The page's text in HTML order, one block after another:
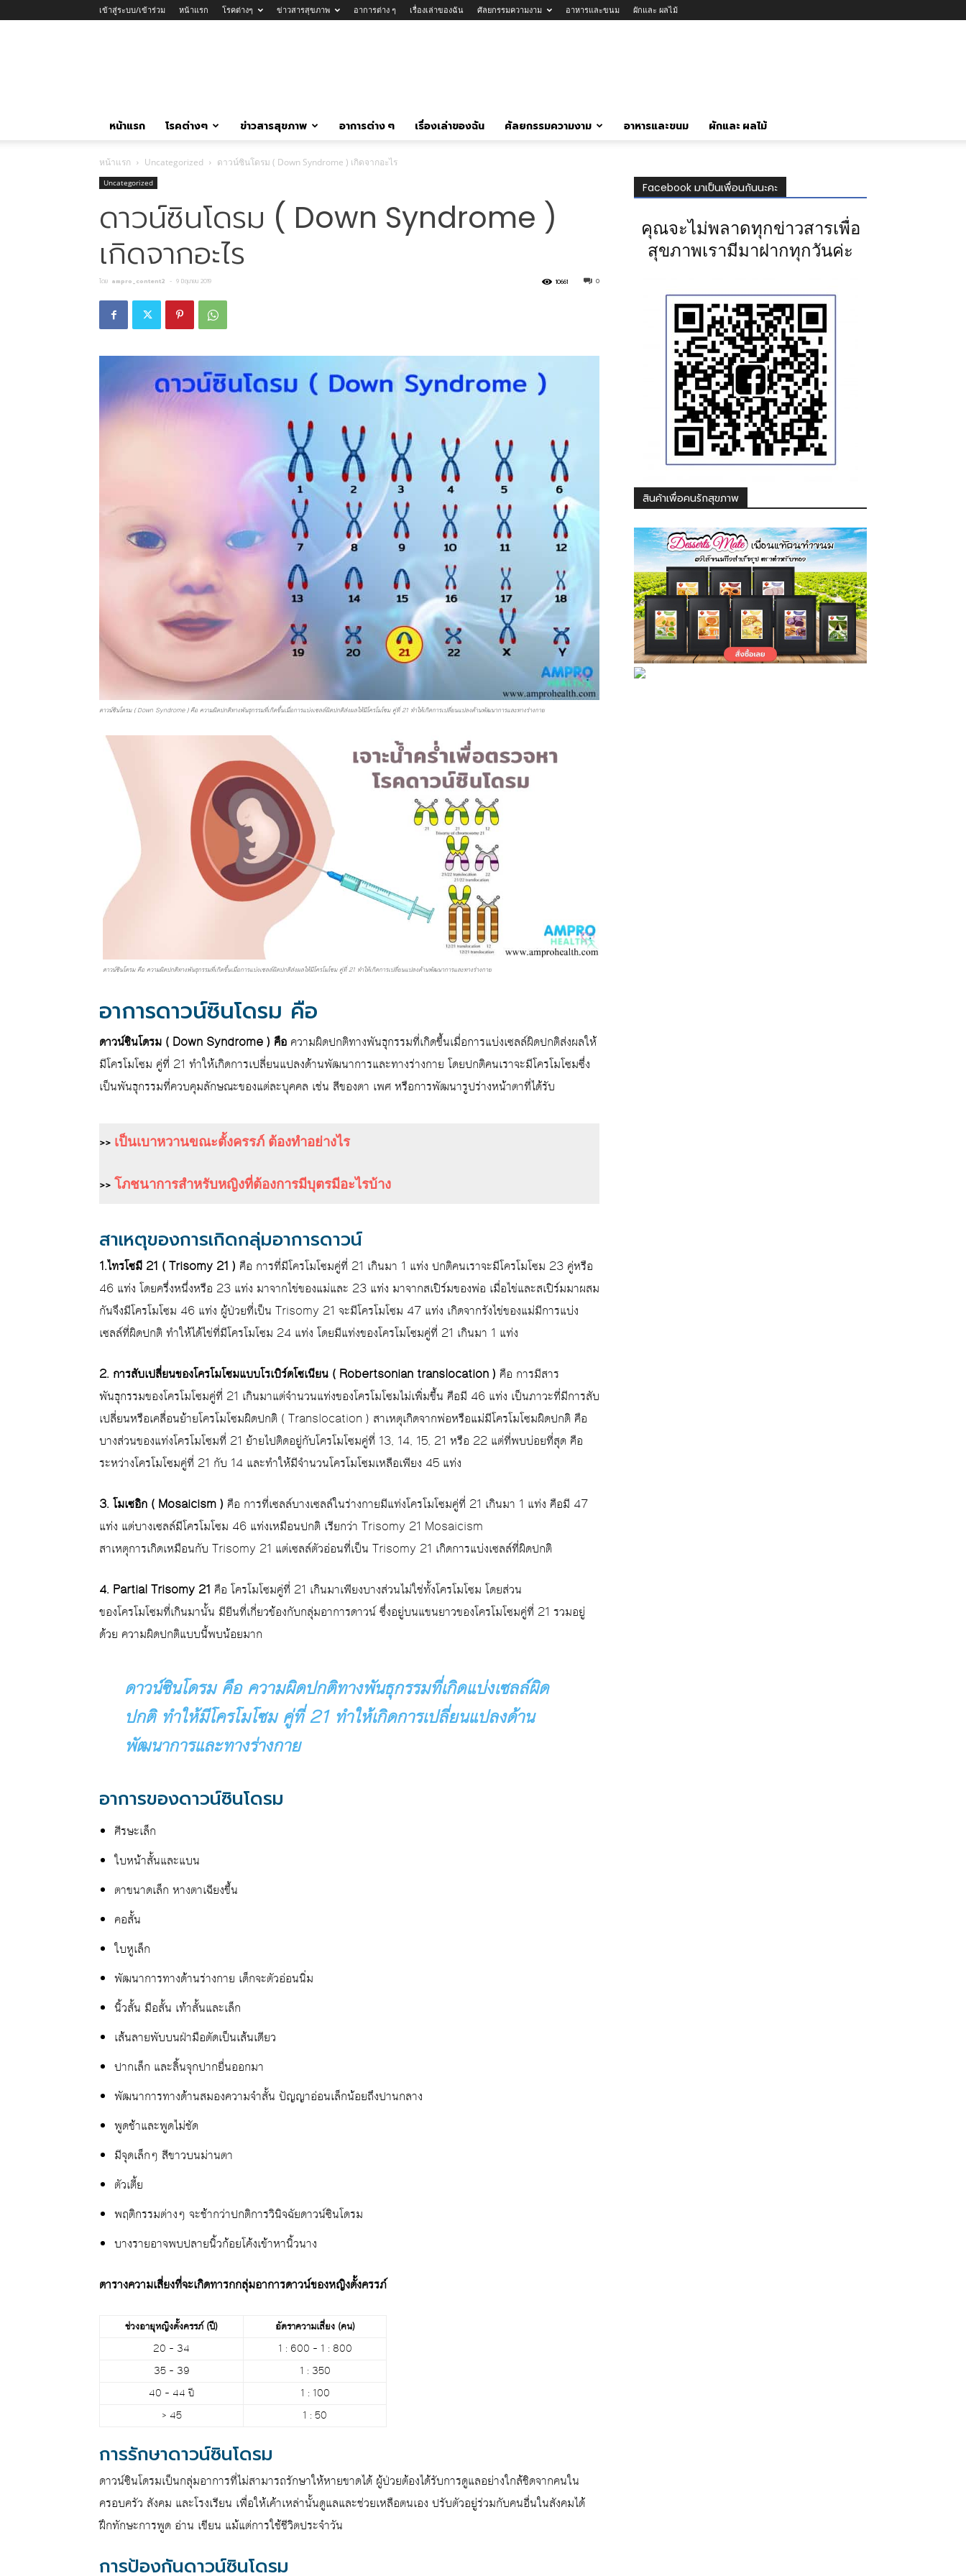
เข้าสู่ระบบ/เข้าร่วม หน้าแรก โรคต่างๆ ข่าวสารสุขภาพ อาการต่าง ๆ เรื่องเล่าของฉัน ศัลยกรรมความงาม อาหารและขนม ผักและ ผลไม้
หน้าแรก โรคต่างๆ ข่าวสารสุขภาพ อาการต่าง ๆ เรื่องเล่าของฉัน ศัลยกรรมความงาม อาหารและขนม ผักและ ผลไม้
หน้าแรก Uncategorized ดาวน์ซินโดรม ( Down Syndrome ) เกิดจากอะไร
Uncategorized
ดาวน์ซินโดรม ( Down Syndrome )
เกิดจากอะไร
โดย ampro_content2 - 9 มิถุนายน 2019 0
10661
ดาวน์ซินโดรม ( Down Syndrome ) คือ ความผิดปกติทางพันธุกรรมที่เกิดขึ้นเมื่อการแบ่งเซลล์ผิดปกติส่งผลให้มีโครโมโซม คู่ที่ 21 ทำให้เกิดการเปลี่ยนแปลงด้านพัฒนาการและทางร่างกาย
ดาวน์ซินโดรม คือ ความผิดปกติทางพันธุกรรมที่เกิดขึ้นเมื่อการแบ่งเซลล์ผิดปกติส่งผลให้มีโครโมโซม คู่ที่ 21 ทำให้เกิดการเปลี่ยนแปลงด้านพัฒนาการและทางร่างกาย
อาการดาวน์ซินโดรม คือ
ดาวน์ซินโดรม ( Down Syndrome ) คือ ความผิดปกติทางพันธุกรรมที่เกิดขึ้นเมื่อการแบ่งเซลล์ผิดปกติส่งผลให้
มีโครโมโซม คู่ที่ 21 ทำให้เกิดการเปลี่ยนแปลงด้านพัฒนาการและทางร่างกาย โดยปกติคนเราจะมีโครโมโซมซึ่ง
เป็นพันธุกรรมที่ควบคุมลักษณะของแต่ละบุคคล เช่น สีของตา เพศ หรือการพัฒนารูปร่างหน้าตาที่ได้รับ
>> เป็นเบาหวานขณะตั้งครรภ์ ต้องทำอย่างไร
>> โภชนาการสำหรับหญิงที่ต้องการมีบุตรมีอะไรบ้าง
สาเหตุของการเกิดกลุ่มอาการดาวน์
1.ไทรโซมี 21 ( Trisomy 21 ) คือ การที่มีโครโมโซมคู่ที่ 21 เกินมา 1 แท่ง ปกติคนเราจะมีโครโมโซม 23 คู่หรือ
46 แท่ง โดยครึ่งหนึ่งหรือ 23 แท่ง มาจากไข่ของแม่และ 23 แท่ง มาจากสเปิร์มของพ่อ เมื่อไข่และสเปิร์มมาผสม
กันจึงมีโครโมโซม 46 แท่ง ผู้ป่วยที่เป็น Trisomy 21 จะมีโครโมโซม 47 แท่ง เกิดจากรังไข่ของแม่มีการแบ่ง
เซลล์ที่ผิดปกติ ทำให้ได้ไข่ที่มีโครโมโซม 24 แท่ง โดยมีแท่งของโครโมโซมคู่ที่ 21 เกินมา 1 แท่ง
2. การสับเปลี่ยนของโครโมโซมแบบโรเบิร์ตโซเนียน ( Robertsonian translocation ) คือ การมีสาร
พันธุกรรมของโครโมโซมคู่ที่ 21 เกินมาแต่จำนวนแท่งของโครโมโซมไม่เพิ่มขึ้น คือมี 46 แท่ง เป็นภาวะที่มีการสับ
เปลี่ยนหรือเคลื่อนย้ายโครโมโซมผิดปกติ ( Translocation ) สาเหตุเกิดจากพ่อหรือแม่มีโครโมโซมผิดปกติ คือ
บางส่วนของแท่งโครโมโซมที่ 21 ย้ายไปติดอยู่กับโครโมโซมคู่ที่ 13, 14, 15, 21 หรือ 22 แต่ที่พบบ่อยที่สุด คือ
ระหว่างโครโมโซมคู่ที่ 21 กับ 14 และทำให้มีจำนวนโครโมโซมเหลือเพียง 45 แท่ง
3. โมเซอิก ( Mosaicism ) คือ การที่เซลล์บางเซลล์ในร่างกายมีแท่งโครโมโซมคู่ที่ 21 เกินมา 1 แท่ง คือมี 47
แท่ง แต่บางเซลล์มีโครโมโซม 46 แท่งเหมือนปกติ เรียกว่า Trisomy 21 Mosaicism
สาเหตุการเกิดเหมือนกับ Trisomy 21 แต่เซลล์ตัวอ่อนที่เป็น Trisomy 21 เกิดการแบ่งเซลล์ที่ผิดปกติ
4. Partial Trisomy 21 คือ โครโมโซมคู่ที่ 21 เกินมาเพียงบางส่วนไม่ใช่ทั้งโครโมโซม โดยส่วน
ของโครโมโซมที่เกินมานั้น มียีนที่เกี่ยวข้องกับกลุ่มอาการดาวน์ ซึ่งอยู่บนแขนยาวของโครโมโซมคู่ที่ 21 รวมอยู่
ด้วย ความผิดปกติแบบนี้พบน้อยมาก
ดาวน์ซินโดรม คือ ความผิดปกติทางพันธุกรรมที่เกิดแบ่งเซลล์ผิด
ปกติ ทำให้มีโครโมโซม คู่ที่ 21 ทำให้เกิดการเปลี่ยนแปลงด้าน
พัฒนาการและทางร่างกาย
อาการของดาวน์ซินโดรม
ศีรษะเล็ก
ใบหน้าสั้นและแบน
ตาขนาดเล็ก หางตาเฉียงขึ้น
คอสั้น
ใบหูเล็ก
พัฒนาการทางด้านร่างกาย เด็กจะตัวอ่อนนิ่ม
นิ้วสั้น มือสั้น เท้าสั้นและเล็ก
เส้นลายพับบนฝ่ามือตัดเป็นเส้นเดียว
ปากเล็ก และลิ้นจุกปากยื่นออกมา
พัฒนาการทางด้านสมองความจำสั้น ปัญญาอ่อนเล็กน้อยถึงปานกลาง
พูดช้าและพูดไม่ชัด
มีจุดเล็กๆ สีขาวบนม่านตา
ตัวเตี้ย
พฤติกรรมต่างๆ จะช้ากว่าปกติการวินิจฉัยดาวน์ซินโดรม
บางรายอาจพบปลายนิ้วก้อยโค้งเข้าหานิ้วนาง
ตารางความเสี่ยงที่จะเกิดทารกกลุ่มอาการดาวน์ของหญิงตั้งครรภ์
ช่วงอายุหญิงตั้งครรภ์ (ปี)
อัตราความเสี่ยง (คน)
20 – 34
1 : 600 – 1 : 800
35 – 39
1 : 350
40 – 44 ปี
1 : 100
> 45
1 : 50
การรักษาดาวน์ซินโดรม
ดาวน์ซินโดรมเป็นกลุ่มอาการที่ไม่สามารถรักษาให้หายขาดได้ ผู้ป่วยต้องได้รับการดูแลอย่างใกล้ชิดจากคนใน
ครอบครัว สังคม และโรงเรียน เพื่อให้เค้าเหล่านั้นดูแลและช่วยเหลือตนเอง ปรับตัวอยู่ร่วมกับคนอื่นในสังคมได้
ฝึกทักษะการพูด อ่าน เขียน แม้แต่การใช้ชีวิตประจำวัน
การป้องกันดาวน์ซินโดรม
Facebook มาเป็นเพื่อนกันนะคะ
คุณจะไม่พลาดทุกข่าวสารเพื่อ
สุขภาพเรามีมาฝากทุกวันค่ะ
สินค้าเพื่อคนรักสุขภาพ